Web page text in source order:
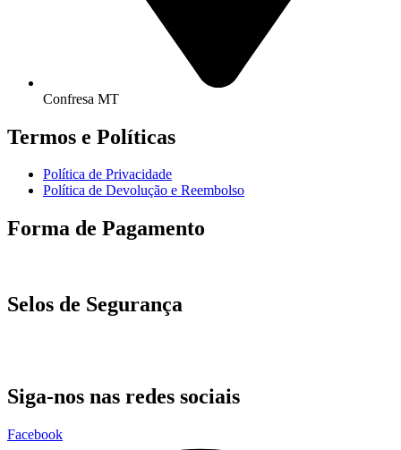
Confresa MT
Termos e Políticas
Política de Privacidade
Política de Devolução e Reembolso
Forma de Pagamento
Selos de Segurança
Siga-nos nas redes sociais
Facebook